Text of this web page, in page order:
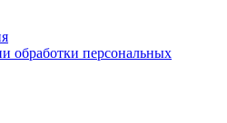
обработки персональных